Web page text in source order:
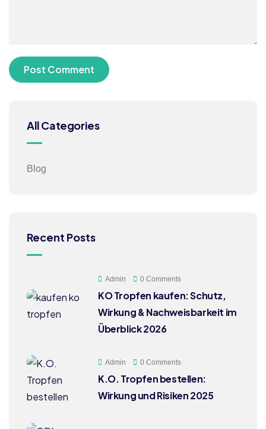
All Categories
Blog
Recent Posts
Admin 0 Comments
KO Tropfen kaufen: Schutz,
Wirkung & Nachweisbarkeit im
Überblick 2026
Admin 0 Comments
K.O. Tropfen bestellen:
Wirkung und Risiken 2025